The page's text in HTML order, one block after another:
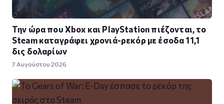
Την ώρα που Xbox και PlayStation πιέζονται, το
Steam καταγράφει χρονιά-ρεκόρ με έσοδα 11,1
δις δολαρίων
7 Αυγούστου 2026